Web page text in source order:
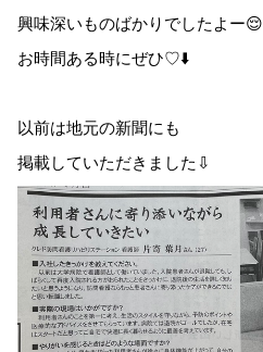
興味深いものばかりでしたよー😌
お時間ある時にぜひ♡⬇️
以前は地元の新聞にも
掲載していただきました⇩